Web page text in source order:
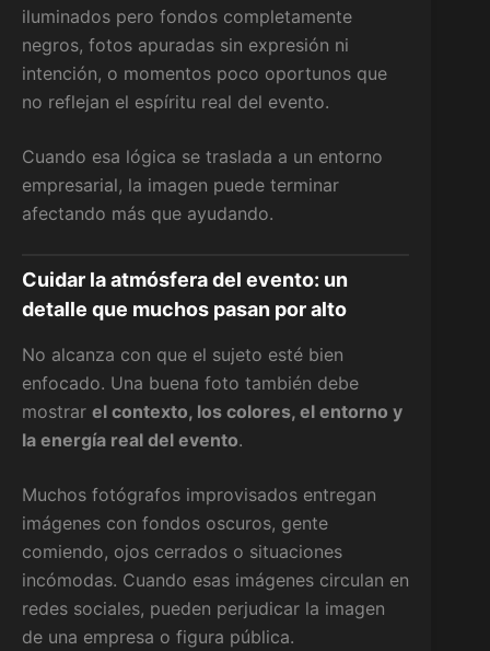
iluminados pero fondos completamente
negros, fotos apuradas sin expresión ni
intención, o momentos poco oportunos que
no reflejan el espíritu real del evento.
Cuando esa lógica se traslada a un entorno
empresarial, la imagen puede terminar
afectando más que ayudando.
Cuidar la atmósfera del evento: un
detalle que muchos pasan por alto
No alcanza con que el sujeto esté bien
enfocado. Una buena foto también debe
mostrar el contexto, los colores, el entorno y
la energía real del evento.
Muchos fotógrafos improvisados entregan
imágenes con fondos oscuros, gente
comiendo, ojos cerrados o situaciones
incómodas. Cuando esas imágenes circulan en
redes sociales, pueden perjudicar la imagen
de una empresa o figura pública.